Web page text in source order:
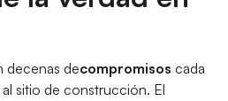
decenas decompromisos cada
sitio de construcción. El